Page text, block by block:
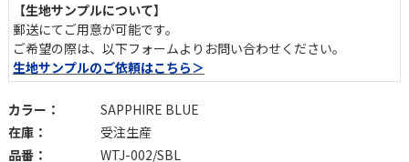
利便性と安全性を備えた操作ボタン
操作ボタンにはUSB-Aポートが付属。スマホやタブレット、充電
式のディフューザー等を充電しながらくつろげます。チャイルドロ
ック機能搭載で安全性も◎。
※リクライニング操作および充電機能をご利用の際は、電源プラグ
をコンセントに差し込んでください。
【生地サンプルについて】
郵送にてご用意が可能です。
ご希望の際は、以下フォームよりお問い合わせください。
生地サンプルのご依頼はこちら＞
カラー：
SAPPHIRE BLUE
在庫：
受注生産
品番：
WTJ-002/SBL